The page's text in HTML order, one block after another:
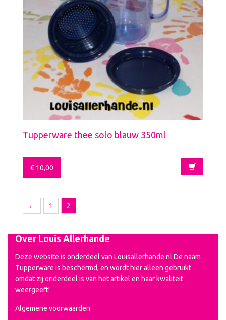
Tupperware thee solo blauw 350ml
€ 10,00
← 1 2
Over Louis Allerhande
Deze website is onderdeel van Louisallerhande.nl De naam
Tupperware is beschermd, en wordt hier alleen gebruikt
omdat zij onderdeel is van het artikel en haar kwaliteit
weergeeft!
Algemene voorwaarden